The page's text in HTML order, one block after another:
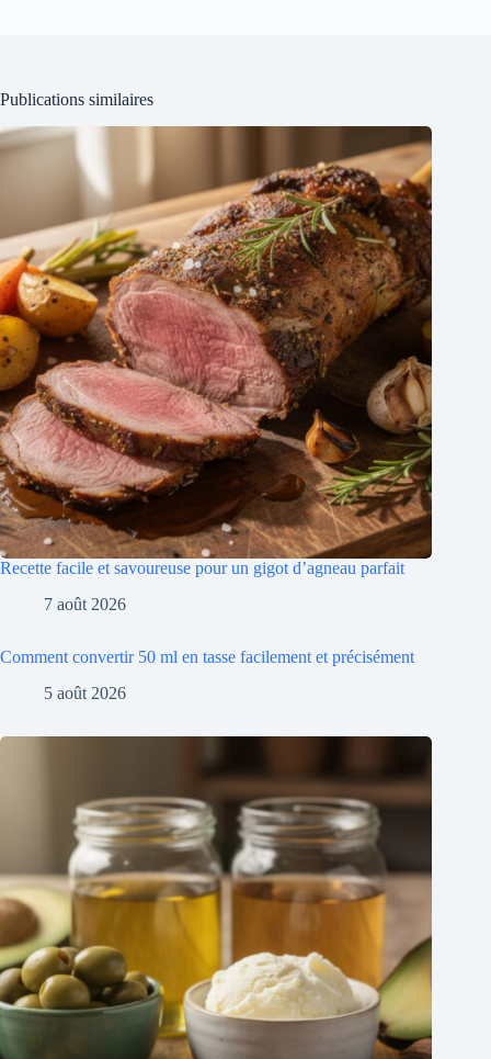
Publications similaires
Recette facile et savoureuse pour un gigot d’agneau parfait
7 août 2026
Comment convertir 50 ml en tasse facilement et précisément
5 août 2026